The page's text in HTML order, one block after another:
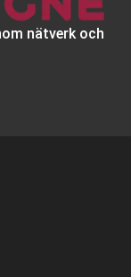
nätverk och